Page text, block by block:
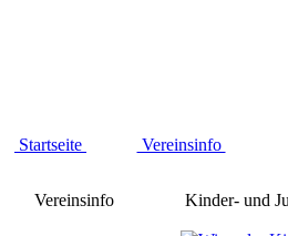
Startseite Vereinsinfo
Vereinsinfo Kinder- und